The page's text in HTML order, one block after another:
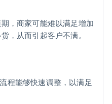
，商家可能难以满足增加
，从而引起客户不满。
程能够快速调整，以满足